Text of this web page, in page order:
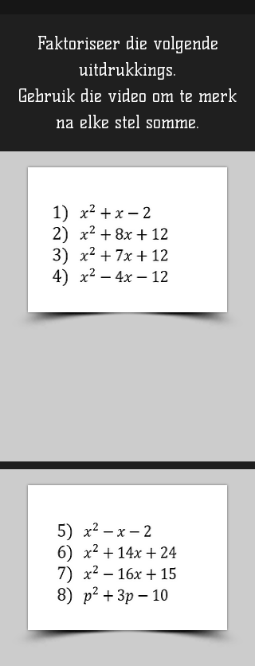
Faktoriseer die volgende
uitdrukkings.
Gebruik die video om te merk
na elke stel somme.